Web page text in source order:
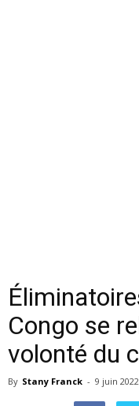
Congo se
volonté du
By Stany Franck - 9 juin 2022